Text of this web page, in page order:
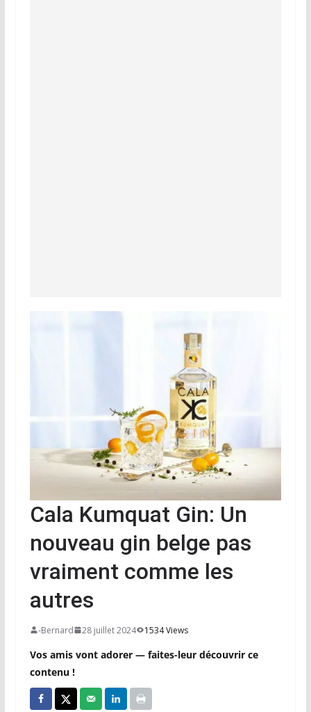
Cala Kumquat Gin: Un
nouveau gin belge pas
vraiment comme les
autres
-Bernard 28 juillet 2024 1534 Views
Vos amis vont adorer — faites-leur découvrir ce
contenu !